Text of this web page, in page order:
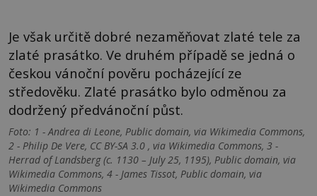
Je však určitě dobré nezaměňovat zlaté tele za
zlaté prasátko. Ve druhém případě se jedná o
českou vánoční pověru pocházející ze
středověku. Zlaté prasátko bylo odměnou za
dodržený předvánoční půst.
Foto: 1 - Andrea di Leone, Public domain, via Wikimedia Commons,
2 - Philip De Vere, CC BY-SA 3.0 , via Wikimedia Commons, 3 -
Herrad of Landsberg (c. 1130 – July 25, 1195), Public domain, via
Wikimedia Commons, 4 - James Tissot, Public domain, via
Wikimedia Commons